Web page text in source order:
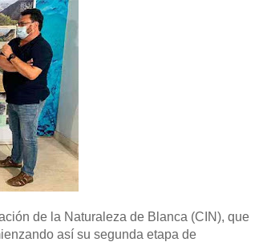
de la Naturaleza de Blanca (CIN), que
así su segunda etapa de